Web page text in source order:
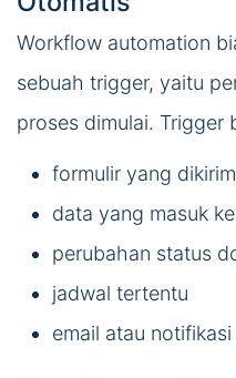
Workflow automation
sebuah trigger, yaitu
proses dimulai. Trigger
formulir yang dikirim
data yang masuk
perubahan status
jadwal tertentu
email atau